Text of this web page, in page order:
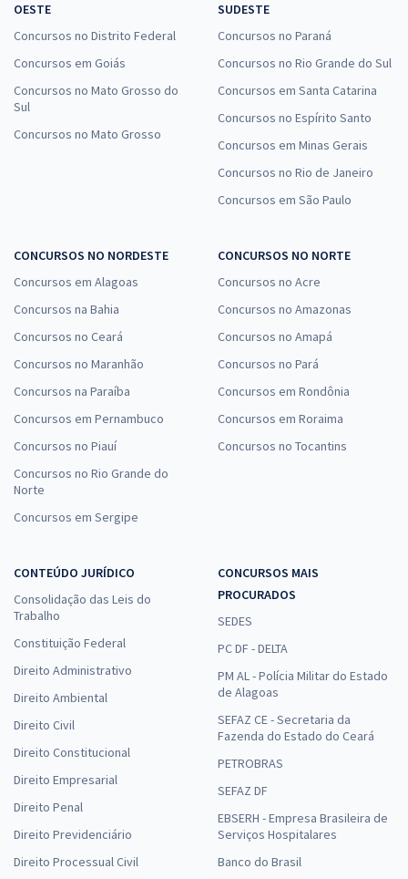
OESTE
Concursos no Distrito Federal
Concursos em Goiás
Concursos no Mato Grosso do
Sul
Concursos no Mato Grosso
SUDESTE
Concursos no Paraná
Concursos no Rio Grande do Sul
Concursos em Santa Catarina
Concursos no Espírito Santo
Concursos em Minas Gerais
Concursos no Rio de Janeiro
Concursos em São Paulo
CONCURSOS NO NORDESTE
Concursos em Alagoas
Concursos na Bahia
Concursos no Ceará
Concursos no Maranhão
Concursos na Paraíba
Concursos em Pernambuco
Concursos no Piauí
Concursos no Rio Grande do
Norte
Concursos em Sergipe
CONCURSOS NO NORTE
Concursos no Acre
Concursos no Amazonas
Concursos no Amapá
Concursos no Pará
Concursos em Rondônia
Concursos em Roraima
Concursos no Tocantins
CONTEÚDO JURÍDICO
Consolidação das Leis do
Trabalho
Constituição Federal
Direito Administrativo
Direito Ambiental
Direito Civil
Direito Constitucional
Direito Empresarial
Direito Penal
Direito Previdenciário
Direito Processual Civil
CONCURSOS MAIS
PROCURADOS
SEDES
PC DF - DELTA
PM AL - Polícia Militar do Estado
de Alagoas
SEFAZ CE - Secretaria da
Fazenda do Estado do Ceará
PETROBRAS
SEFAZ DF
EBSERH - Empresa Brasileira de
Serviços Hospitalares
Banco do Brasil